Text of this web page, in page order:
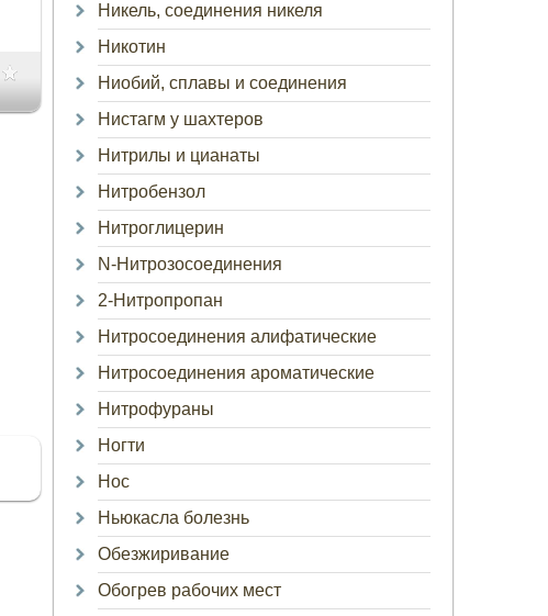
Никель, соединения никеля
Никотин
Ниобий, сплавы и соединения
Нистагм у шахтеров
Нитрилы и цианаты
Нитробензол
Нитроглицерин
N-Нитрозосоединения
2-Нитропропан
Нитросоединения алифатические
Нитросоединения ароматические
Нитрофураны
Ногти
Нос
Ньюкасла болезнь
Обезжиривание
Обогрев рабочих мест